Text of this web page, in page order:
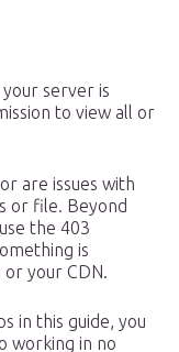
server is
to view all or
are issues with
or file. Beyond
the 403
is
your CDN.
in this guide, you
working in no